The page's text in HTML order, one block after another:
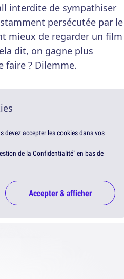
interdite de sympathiser
persécutée par le
mieux de regarder un film
dit, on gagne plus
faire ? Dilemme.
devez accepter les cookies dans vos
de la Confidentialité" en bas de
Accepter & afficher